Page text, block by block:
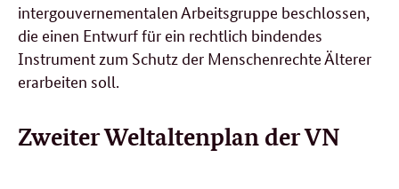
intergouvernementalen Arbeitsgruppe beschlossen,
die einen Entwurf für ein rechtlich bindendes
Instrument zum Schutz der Menschenrechte Älterer
erarbeiten soll.
Zweiter Weltaltenplan der VN